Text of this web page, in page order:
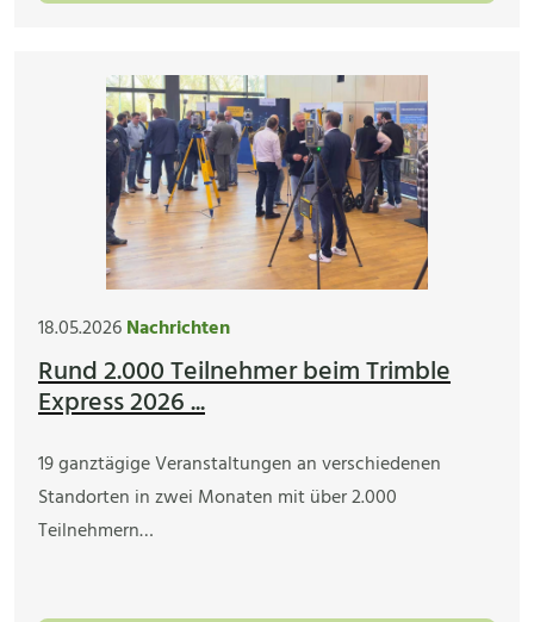
18.05.2026Nachrichten
Rund 2.000 Teilnehmer beim Trimble
Express 2026 ...
19 ganztägige Veranstaltungen an verschiedenen
Standorten in zwei Monaten mit über 2.000
Teilnehmern…